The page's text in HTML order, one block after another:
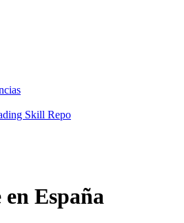
Skill Repo
España